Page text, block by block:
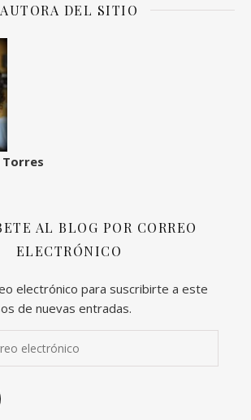
AUTORA DEL SITIO
AL BLOG POR CORREO
ELECTRÓNICO
electrónico para suscribirte a este
de nuevas entradas.